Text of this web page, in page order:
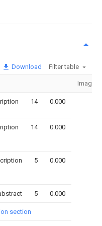
Download Filter table
Image
14 0.000
14 0.000
5 0.000
5 0.000
section